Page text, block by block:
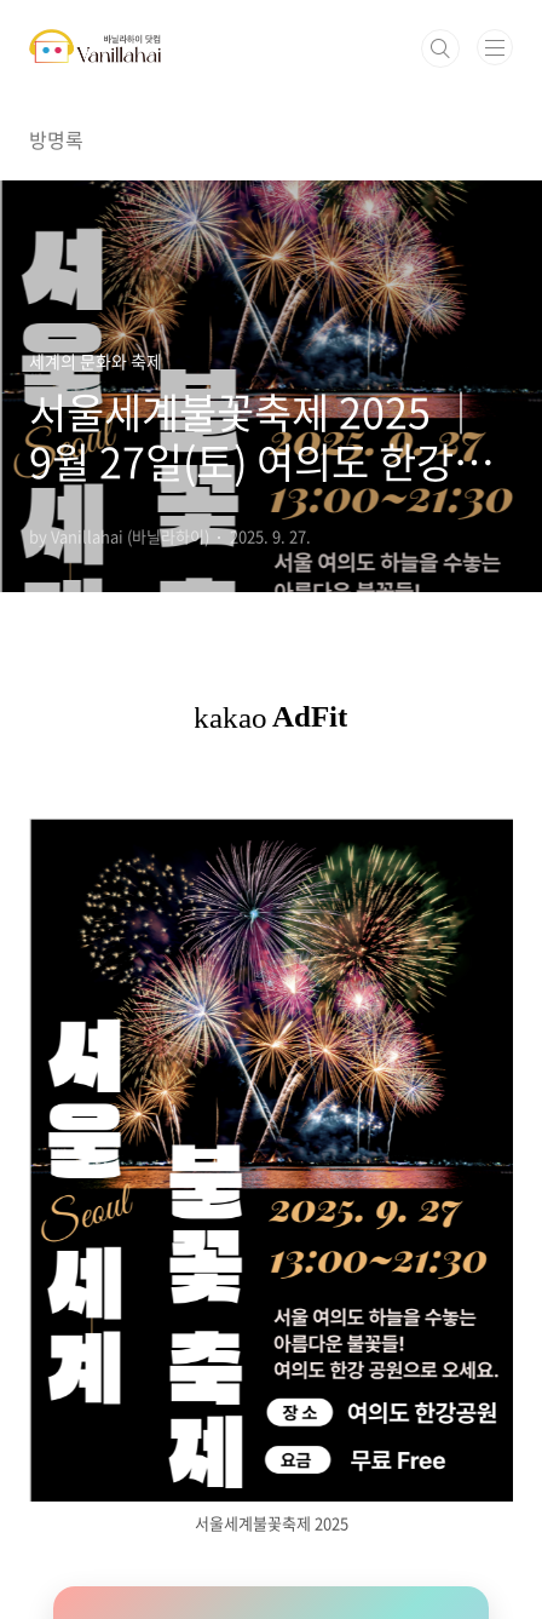
방명록
세계의 문화와 축제
서울세계불꽃축제 2025 │
9월 27일(토) 여의도 한강을
수놓는 밤
by Vanillahai (바닐라하이) 2025. 9. 27.
서울세계불꽃축제 2025